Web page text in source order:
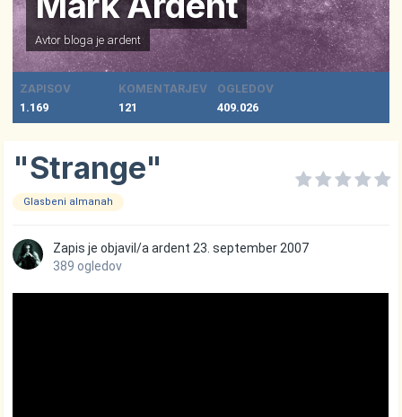
Avtor bloga je ardent
ZAPISOV
1.169
KOMENTARJEV
121
OGLEDOV
409.026
"Strange"
Glasbeni almanah
Zapis je objavil/aardent 23. september 2007
389 ogledov